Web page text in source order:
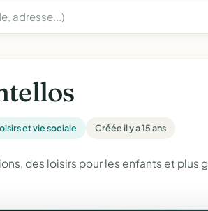
et vie sociale Créée il y a 15 ans
des loisirs pour les enfants et plus